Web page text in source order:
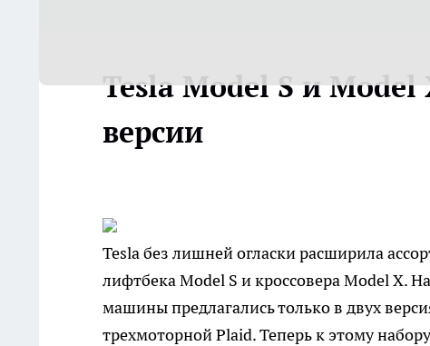
Tesla Model S и
версии
Tesla без лишней огласки расширила
лифтбека Model S и кроссовера Model X.
машины предлагались только в двух
трехмоторной Plaid. Теперь к этому